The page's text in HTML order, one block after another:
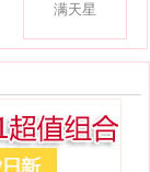
满天星